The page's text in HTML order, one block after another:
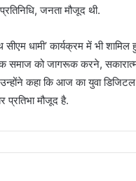
जनता मौजूद थी.
सीएम धामी’ कार्यक्रम में भी
को जागरूक करने,
कहा कि आज का युवा
प्रतिभा मौजूद है.